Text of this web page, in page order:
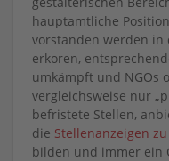
hauptamtliche
vorständen werden in
erkoren,
umkämpft und NGOs
vergleichsweise nur
befristete Stellen,
die Stellenanzeigen
bilden und immer ein